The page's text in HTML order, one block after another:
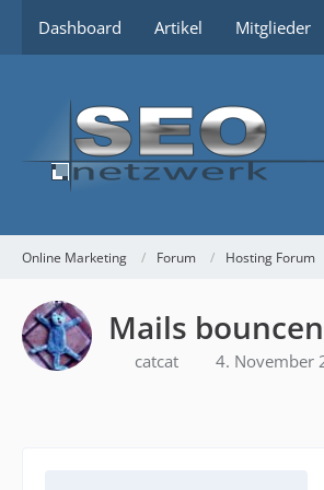
Dashboard Artikel Mitglieder
Online Marketing Forum Hosting Forum
Mails bouncen
catcat 4. November